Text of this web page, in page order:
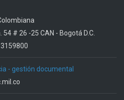
# 26 -25 CAN - Bogotá D.C.
- gestión documental